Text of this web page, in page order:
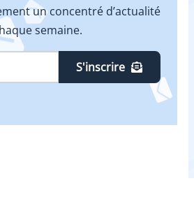
un concentré d’actualité
semaine.
S'inscrire